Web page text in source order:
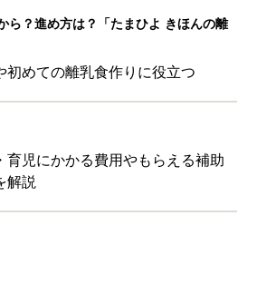
ら？進め方は？「たまひよ きほんの離
初めての離乳食作りに役立つ
育児にかかる費用やもらえる補助
解説